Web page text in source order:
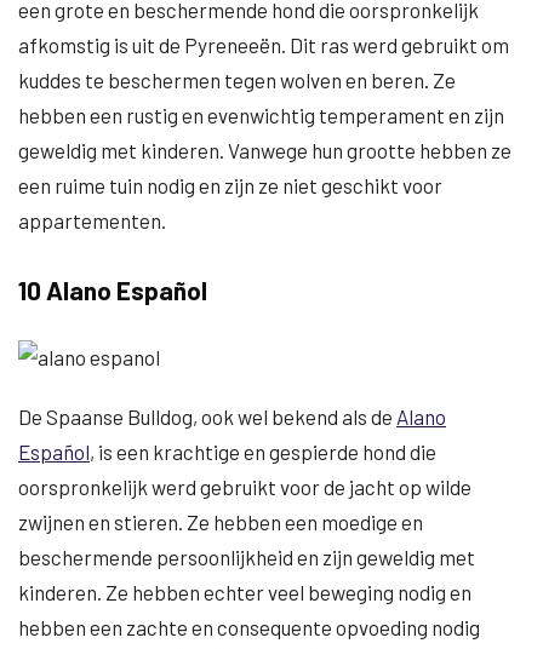
een grote en beschermende hond die oorspronkelijk
afkomstig is uit de Pyreneeën. Dit ras werd gebruikt om
kuddes te beschermen tegen wolven en beren. Ze
hebben een rustig en evenwichtig temperament en zijn
geweldig met kinderen. Vanwege hun grootte hebben ze
een ruime tuin nodig en zijn ze niet geschikt voor
appartementen.
10 Alano Español
De Spaanse Bulldog, ook wel bekend als de Alano
Español, is een krachtige en gespierde hond die
oorspronkelijk werd gebruikt voor de jacht op wilde
zwijnen en stieren. Ze hebben een moedige en
beschermende persoonlijkheid en zijn geweldig met
kinderen. Ze hebben echter veel beweging nodig en
hebben een zachte en consequente opvoeding nodig